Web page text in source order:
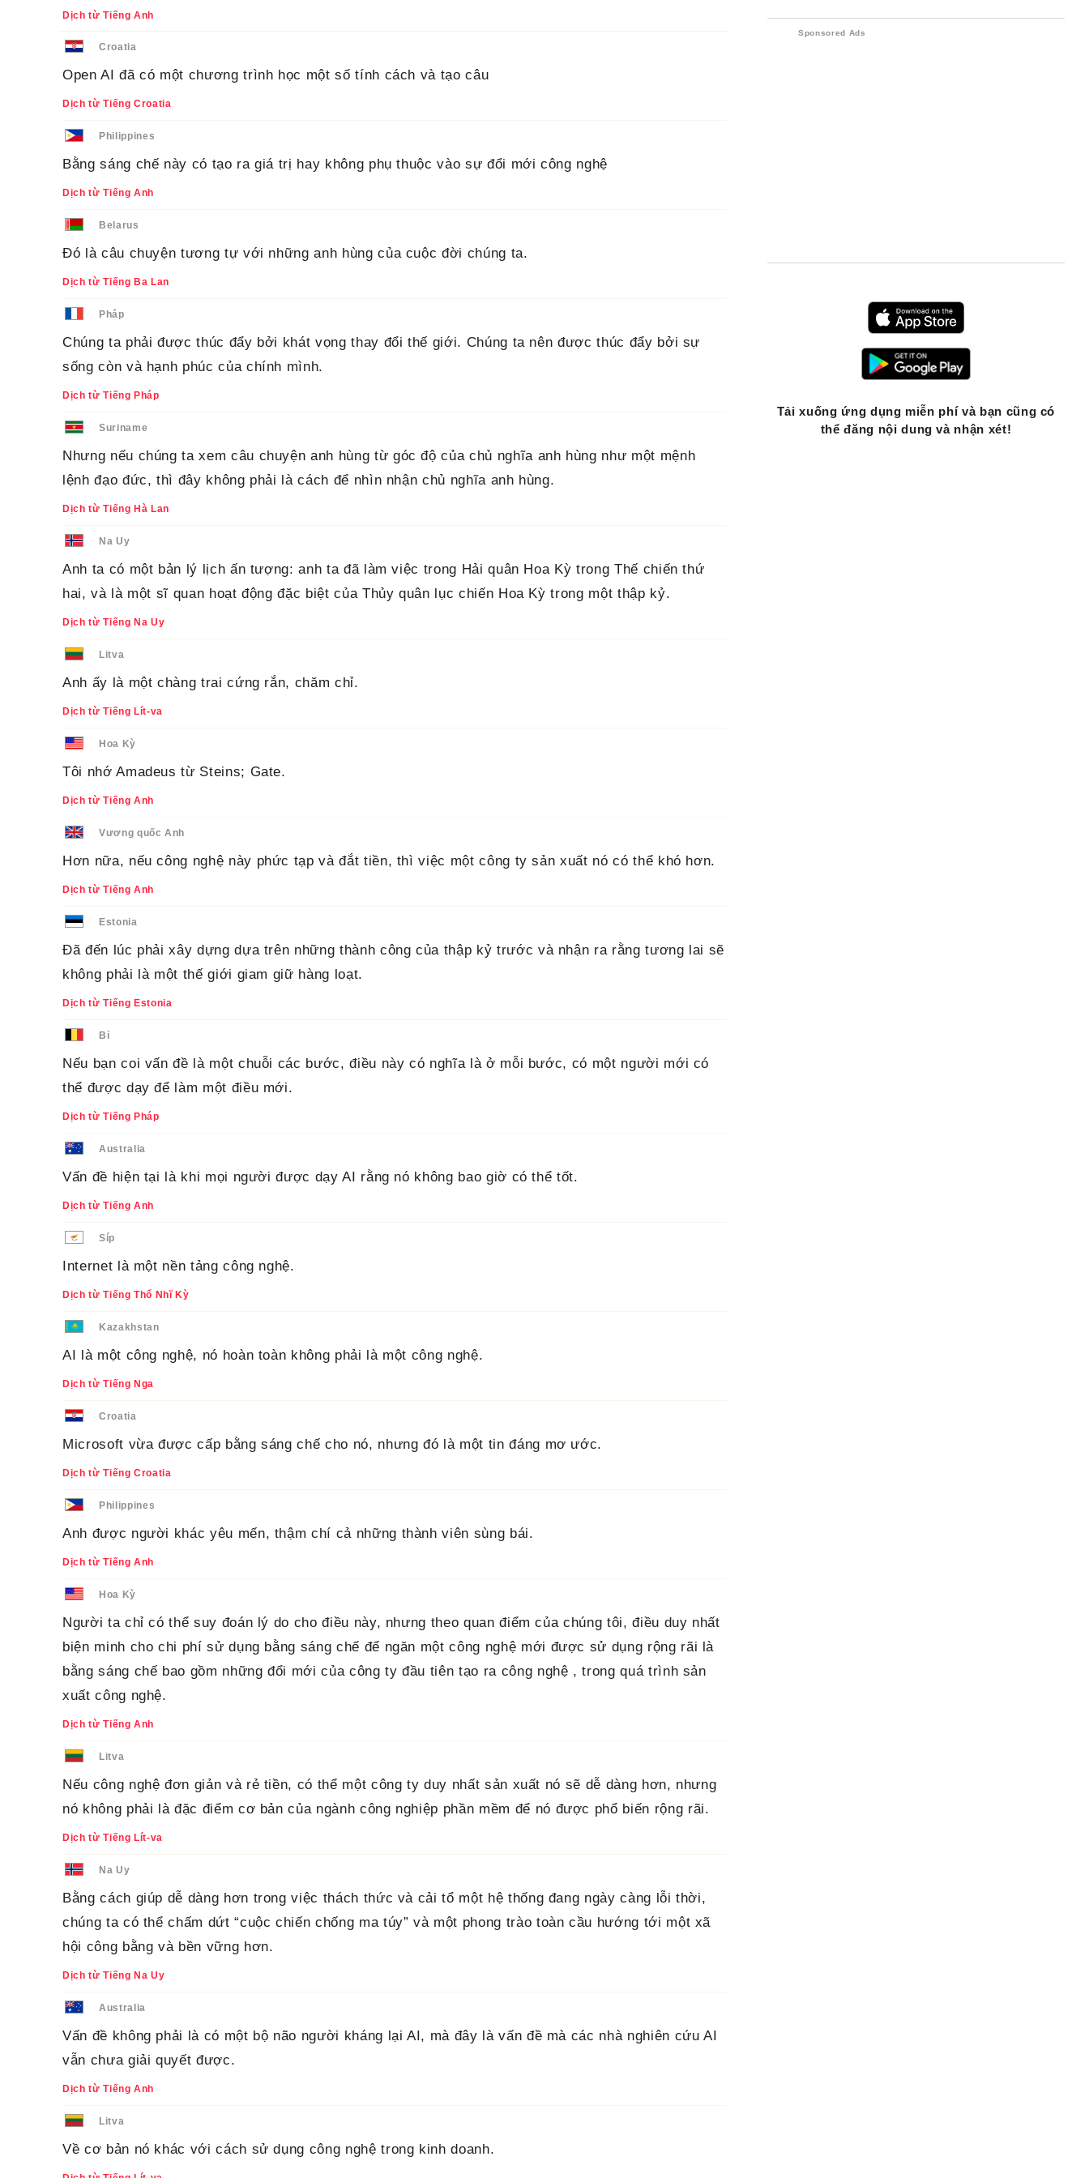
Dịch từ Tiếng Anh
Croatia
Open AI đã có một chương trình học một số tính cách và tạo câu
Dịch từ Tiếng Croatia
Philippines
Bằng sáng chế này có tạo ra giá trị hay không phụ thuộc vào sự đổi mới công nghệ
Dịch từ Tiếng Anh
Belarus
Đó là câu chuyện tương tự với những anh hùng của cuộc đời chúng ta.
Dịch từ Tiếng Ba Lan
Pháp
Chúng ta phải được thúc đẩy bởi khát vọng thay đổi thế giới. Chúng ta nên được thúc đẩy bởi sự
sống còn và hạnh phúc của chính mình.
Dịch từ Tiếng Pháp
Suriname
Nhưng nếu chúng ta xem câu chuyện anh hùng từ góc độ của chủ nghĩa anh hùng như một mệnh
lệnh đạo đức, thì đây không phải là cách để nhìn nhận chủ nghĩa anh hùng.
Dịch từ Tiếng Hà Lan
Na Uy
Anh ta có một bản lý lịch ấn tượng: anh ta đã làm việc trong Hải quân Hoa Kỳ trong Thế chiến thứ
hai, và là một sĩ quan hoạt động đặc biệt của Thủy quân lục chiến Hoa Kỳ trong một thập kỷ.
Dịch từ Tiếng Na Uy
Litva
Anh ấy là một chàng trai cứng rắn, chăm chỉ.
Dịch từ Tiếng Lít-va
Hoa Kỳ
Tôi nhớ Amadeus từ Steins; Gate.
Dịch từ Tiếng Anh
Vương quốc Anh
Hơn nữa, nếu công nghệ này phức tạp và đắt tiền, thì việc một công ty sản xuất nó có thể khó hơn.
Dịch từ Tiếng Anh
Estonia
Đã đến lúc phải xây dựng dựa trên những thành công của thập kỷ trước và nhận ra rằng tương lai sẽ
không phải là một thế giới giam giữ hàng loạt.
Dịch từ Tiếng Estonia
Bỉ
Nếu bạn coi vấn đề là một chuỗi các bước, điều này có nghĩa là ở mỗi bước, có một người mới có
thể được dạy để làm một điều mới.
Dịch từ Tiếng Pháp
Australia
Vấn đề hiện tại là khi mọi người được dạy AI rằng nó không bao giờ có thể tốt.
Dịch từ Tiếng Anh
Síp
Internet là một nền tảng công nghệ.
Dịch từ Tiếng Thổ Nhĩ Kỳ
Kazakhstan
AI là một công nghệ, nó hoàn toàn không phải là một công nghệ.
Dịch từ Tiếng Nga
Croatia
Microsoft vừa được cấp bằng sáng chế cho nó, nhưng đó là một tin đáng mơ ước.
Dịch từ Tiếng Croatia
Philippines
Anh được người khác yêu mến, thậm chí cả những thành viên sùng bái.
Dịch từ Tiếng Anh
Hoa Kỳ
Người ta chỉ có thể suy đoán lý do cho điều này, nhưng theo quan điểm của chúng tôi, điều duy nhất
biện minh cho chi phí sử dụng bằng sáng chế để ngăn một công nghệ mới được sử dụng rộng rãi là
bằng sáng chế bao gồm những đổi mới của công ty đầu tiên tạo ra công nghệ , trong quá trình sản
xuất công nghệ.
Dịch từ Tiếng Anh
Litva
Nếu công nghệ đơn giản và rẻ tiền, có thể một công ty duy nhất sản xuất nó sẽ dễ dàng hơn, nhưng
nó không phải là đặc điểm cơ bản của ngành công nghiệp phần mềm để nó được phổ biến rộng rãi.
Dịch từ Tiếng Lít-va
Na Uy
Bằng cách giúp dễ dàng hơn trong việc thách thức và cải tổ một hệ thống đang ngày càng lỗi thời,
chúng ta có thể chấm dứt “cuộc chiến chống ma túy” và một phong trào toàn cầu hướng tới một xã
hội công bằng và bền vững hơn.
Dịch từ Tiếng Na Uy
Australia
Vấn đề không phải là có một bộ não người kháng lại AI, mà đây là vấn đề mà các nhà nghiên cứu AI
vẫn chưa giải quyết được.
Dịch từ Tiếng Anh
Litva
Về cơ bản nó khác với cách sử dụng công nghệ trong kinh doanh.
Sponsored Ads
Tải xuống ứng dụng miễn phí và bạn cũng có
thể đăng nội dung và nhận xét!